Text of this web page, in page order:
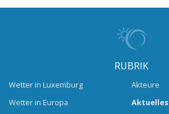
RUBRIK
Wetter in Luxemburg
Wetter in Europa
Akteure
Aktuelles